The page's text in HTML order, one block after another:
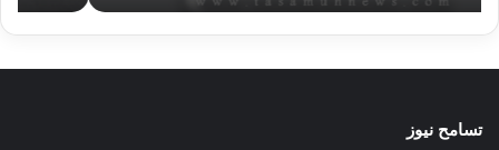
تسامح نيوز